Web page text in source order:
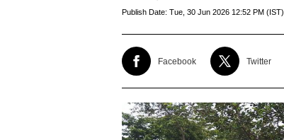
Publish Date: Tue, 30 Jun 2026 12:52 PM (IST)
Facebook Twitter